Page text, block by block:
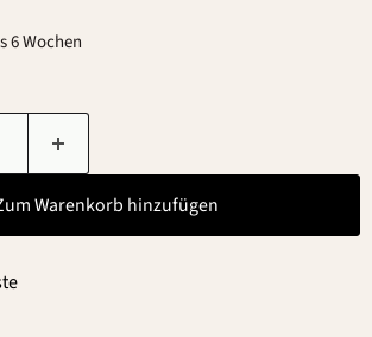
6 Wochen
Warenkorb hinzufügen